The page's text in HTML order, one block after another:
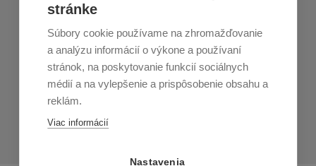
Zákaznícky servis
Prihláste sa k odberu noviniek
Prihlásiť
osoby staršie ako 16 rokov!
stránke
Súbory cookie používame na zhromažďovanie
a analýzu informácií o výkone a používaní
stránok, na poskytovanie funkcií sociálnych
médií a na vylepšenie a prispôsobenie obsahu a
reklám.
Viac informácií
Nastavenia